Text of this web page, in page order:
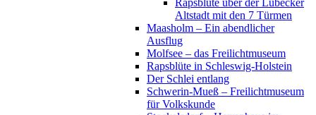
Rapsblüte über der Lübecker
Altstadt mit den 7 Türmen
Maasholm – Ein abendlicher
Ausflug
Molfsee – das Freilichtmuseum
Rapsblüte in Schleswig-Holstein
Der Schlei entlang
Schwerin-Mueß – Freilichtmuseum
für Volkskunde